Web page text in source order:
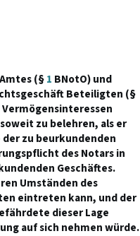
(§1 BNotO) und
Beteiligten (§
zu belehren, als er
zu beurkundenden
des Notars in
Geschäftes.
Umständen des
eintreten kann, und der
dieser Lage
auf sich nehmen würde.